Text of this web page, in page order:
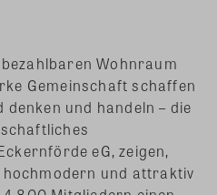
Wohnraum
Gemeinschaft schaffen
und handeln – die
eG, zeigen,
und attraktiv